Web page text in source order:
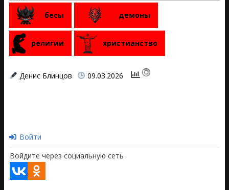
бесы демоны
религии христианство
Денис Блинцов 09.03.2026
Войти
Войдите через социальную сеть